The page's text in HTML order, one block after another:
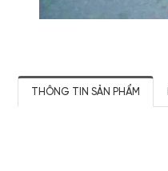
THÔNG TIN SẢN PHẨM